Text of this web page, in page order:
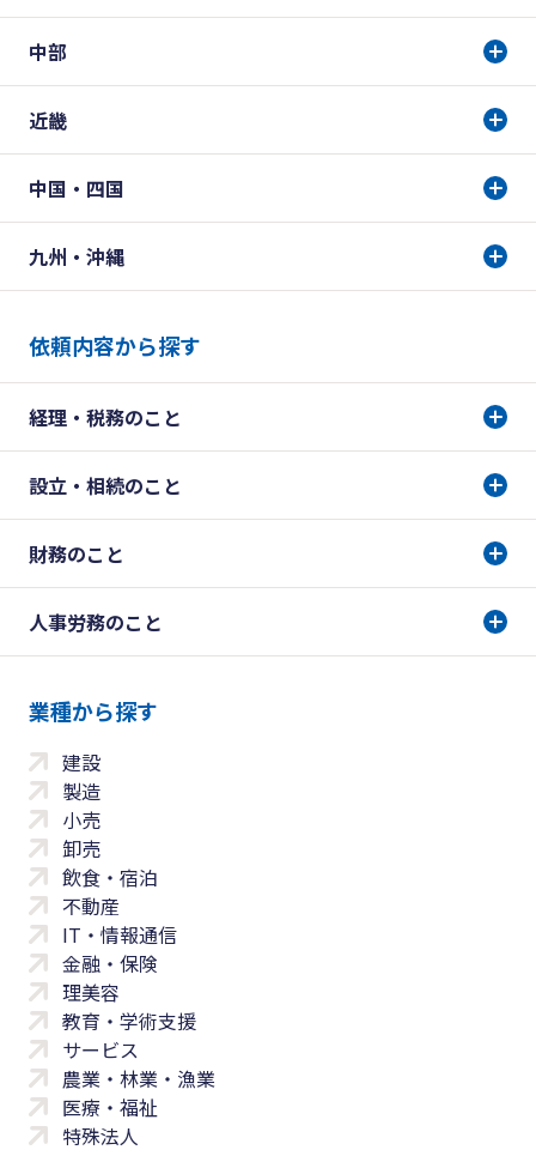
中部
近畿
中国・四国
九州・沖縄
依頼内容から探す
経理・税務のこと
設立・相続のこと
財務のこと
人事労務のこと
業種から探す
建設
製造
小売
卸売
飲食・宿泊
不動産
IT・情報通信
金融・保険
理美容
教育・学術支援
サービス
農業・林業・漁業
医療・福祉
特殊法人